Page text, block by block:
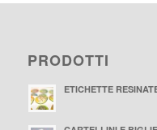
PRODOTTI
ETICHETTE